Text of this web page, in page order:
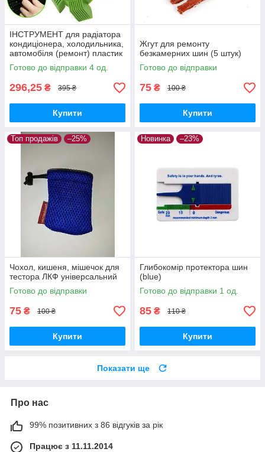
ІНСТРУМЕНТ для радіатора
кондиціонера, холодильника,
автомобіля (ремонт) пластик
Готово до відправки 4 од.
296,25 ₴ 395 ₴
Купити
Жгут для ремонту
безкамерних шин (5 штук)
Готово до відправки
75 ₴ 100 ₴
Купити
Топ продажів –25%
Чохол, кишеня, мішечок для
тестора ЛКФ універсальний
Готово до відправки
75 ₴ 100 ₴
Купити
Новинка –23%
Глибокомір протектора шин
(blue)
Готово до відправки 1 од.
85 ₴ 110 ₴
Купити
Показати ще
Про нас
99% позитивних з 86 відгуків за рік
Працює з 11.11.2014